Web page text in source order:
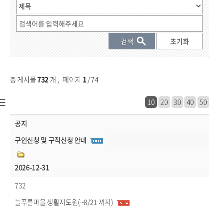
총 게시물732개 , 페이지 1/ 74
10 20 30 40 50
공지
구인신청 및 구직신청 안내
2026-12-31
732
늘푸른마을 생활지도원(~8/21 까지)